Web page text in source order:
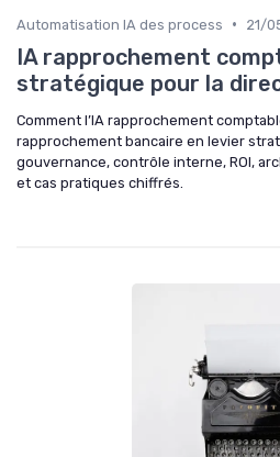
Automatisation IA des process • 21/
IA rapprochement
stratégique pour la
Comment l’IA rapprochement
rapprochement bancaire en levier
gouvernance, contrôle interne, ROI,
et cas pratiques chiffrés.